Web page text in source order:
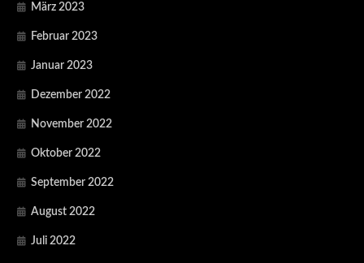
März 2023
Februar 2023
Januar 2023
Dezember 2022
November 2022
Oktober 2022
September 2022
August 2022
Juli 2022